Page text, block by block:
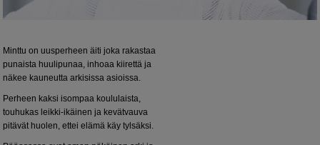
Minttu on uusperheen äiti joka rakastaa
punaista huulipunaa, inhoaa kiirettä ja
näkee kauneutta arkisissa asioissa.
Perheen kaksi isompaa koululaista,
touhukas leikki-ikäinen ja kevätvauva
pitävät huolen, ettei elämä käy tylsäksi.